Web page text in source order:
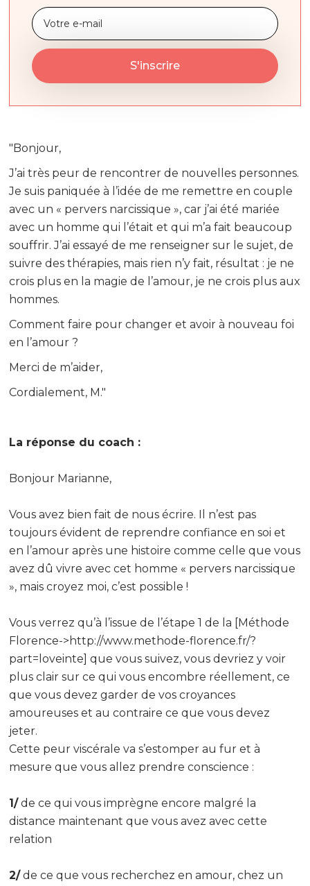
"Bonjour,
J’ai très peur de rencontrer de nouvelles personnes.
Je suis paniquée à l’idée de me remettre en couple
avec un « pervers narcissique », car j’ai été mariée
avec un homme qui l’était et qui m’a fait beaucoup
souffrir. J’ai essayé de me renseigner sur le sujet, de
suivre des thérapies, mais rien n’y fait, résultat : je ne
crois plus en la magie de l’amour, je ne crois plus aux
hommes.
Comment faire pour changer et avoir à nouveau foi
en l’amour ?
Merci de m’aider,
Cordialement, M."
La réponse du coach :
Bonjour Marianne,
Vous avez bien fait de nous écrire. Il n’est pas
toujours évident de reprendre confiance en soi et
en l’amour après une histoire comme celle que vous
avez dû vivre avec cet homme « pervers narcissique
», mais croyez moi, c’est possible !
Vous verrez qu’à l’issue de l’étape 1 de la [Méthode
Florence->http://www.methode-florence.fr/?
part=loveinte] que vous suivez, vous devriez y voir
plus clair sur ce qui vous encombre réellement, ce
que vous devez garder de vos croyances
amoureuses et au contraire ce que vous devez
jeter.
Cette peur viscérale va s’estomper au fur et à
mesure que vous allez prendre conscience :
1/de ce qui vous imprègne encore malgré la
distance maintenant que vous avez avec cette
relation
2/de ce que vous recherchez en amour, chez un